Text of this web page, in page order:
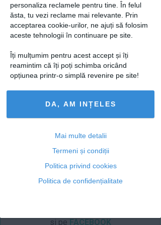
personaliza reclamele pentru tine. În felul
ăsta, tu vezi reclame mai relevante. Prin
acceptarea cookie-urilor, ne ajuți să folosim
aceste tehnologii în continuare pe site.
Îți mulțumim pentru acest accept și îți
reamintim că îți poți schimba oricând
opțiunea printr-o simplă revenire pe site!
DA, AM INȚELES
Mai multe detalii
Termeni și condiții
Politica privind cookies
Politica de confidențialitate
ieșiri agresive, care i-au provocat
teamă. De asemenea, artista a primit
mesaje cu amenințări la adresa vieții ei
și a soțului său, Silviu Dumitriade, motiv
pentru care a mers la poliție.
Articolul următor
si pe FACEBOOK